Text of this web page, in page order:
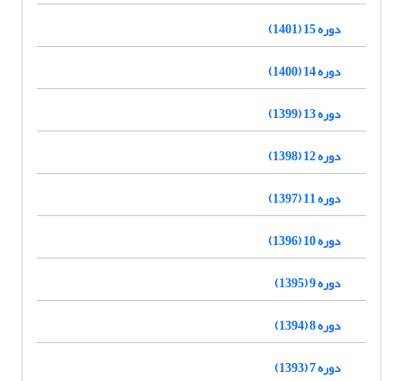
دوره 15 (1401)
دوره 14 (1400)
دوره 13 (1399)
دوره 12 (1398)
دوره 11 (1397)
دوره 10 (1396)
دوره 9 (1395)
دوره 8 (1394)
دوره 7 (1393)